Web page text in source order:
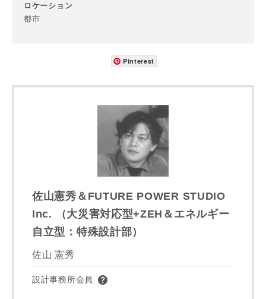
ロケーション
都市
Pinterest
佐山憲秀＆FUTURE POWER STUDIO
Inc. （大災害対応型+ZEH＆エネルギー
自立型：特殊設計部）
佐山 憲秀
設計事務所会員
市区町村
希望の予算
ない場合があります。あらかじめご了承ください。